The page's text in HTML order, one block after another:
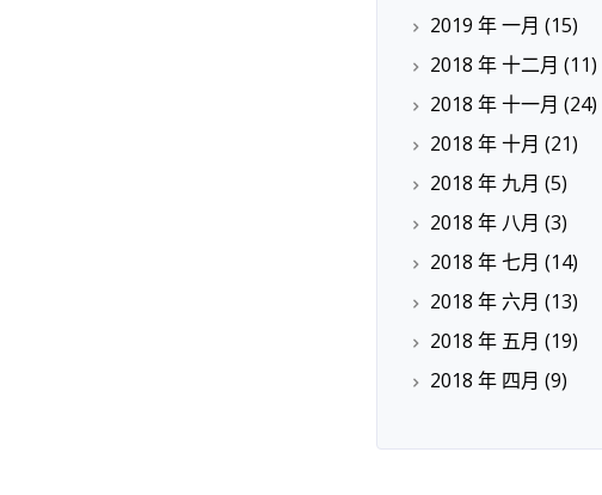
2019 年 一月 (15)
2018 年 十二月 (11)
2018 年 十一月 (24)
2018 年 十月 (21)
2018 年 九月 (5)
2018 年 八月 (3)
2018 年 七月 (14)
2018 年 六月 (13)
2018 年 五月 (19)
2018 年 四月 (9)